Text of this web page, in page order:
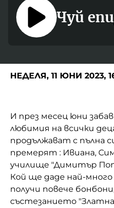
Домашен любимец
Питаме Ви
Чуй
НЕДЕЛЯ, 11 ЮНИ 2023,
И през месец юни
любимия на всички
продължават с пълна
премерят : Ивиана,
училище "Димитър
Кой ще даде най-
получи повече
състезанието